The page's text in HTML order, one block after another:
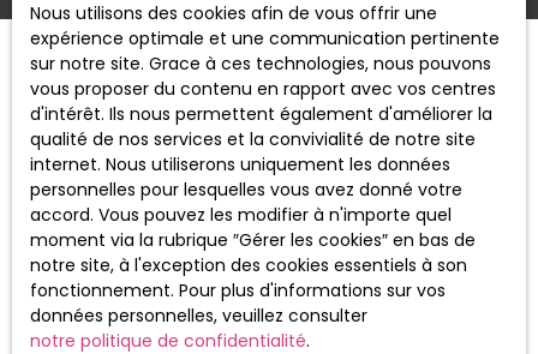
Nous utilisons des cookies afin de vous offrir une
expérience optimale et une communication pertinente
sur notre site. Grace à ces technologies, nous pouvons
vous proposer du contenu en rapport avec vos centres
d'intérêt. Ils nous permettent également d'améliorer la
qualité de nos services et la convivialité de notre site
internet. Nous utiliserons uniquement les données
personnelles pour lesquelles vous avez donné votre
accord. Vous pouvez les modifier à n'importe quel
moment via la rubrique ″Gérer les cookies″ en bas de
notre site, à l'exception des cookies essentiels à son
fonctionnement. Pour plus d'informations sur vos
données personnelles, veuillez consulter
notre politique de confidentialité.